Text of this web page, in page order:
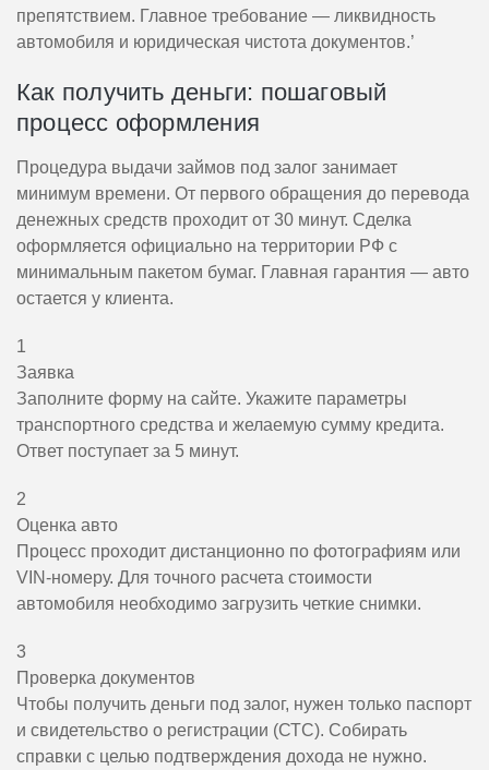
препятствием. Главное требование — ликвидность
автомобиля и юридическая чистота документов.’
Как получить деньги: пошаговый
процесс оформления
Процедура выдачи займов под залог занимает
минимум времени. От первого обращения до перевода
денежных средств проходит от 30 минут. Сделка
оформляется официально на территории РФ с
минимальным пакетом бумаг. Главная гарантия — авто
остается у клиента.
1
Заявка
Заполните форму на сайте. Укажите параметры
транспортного средства и желаемую сумму кредита.
Ответ поступает за 5 минут.
2
Оценка авто
Процесс проходит дистанционно по фотографиям или
VIN-номеру. Для точного расчета стоимости
автомобиля необходимо загрузить четкие снимки.
3
Проверка документов
Чтобы получить деньги под залог, нужен только паспорт
и свидетельство о регистрации (СТС). Собирать
справки с целью подтверждения дохода не нужно.